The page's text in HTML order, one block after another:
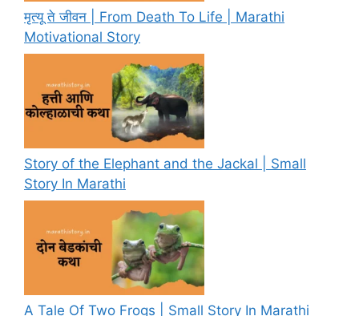
मृत्यू ते जीवन | From Death To Life | Marathi
Motivational Story
Story of the Elephant and the Jackal | Small
Story In Marathi
A Tale Of Two Frogs | Small Story In Marathi